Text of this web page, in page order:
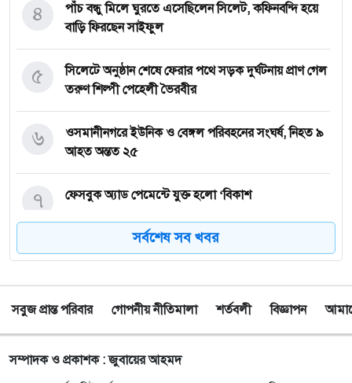
পাঁচ বন্ধু মিলে ঘুরতে এসেছিলেন সিলেট, কফিনবন্দি হয়ে
বাড়ি ফিরছেন সাইফুল
৪
সিলেটে অনুষ্ঠান শেষে ফেরার পথে সড়ক দুর্ঘটনায় প্রাণ গেল
তরুণ শিল্পী পেহেলী ভৈরবীর
৫
ওসমানীনগরে ইউনিক ও বেঙ্গল পরিবহনের সংঘর্ষ, নিহত ৯
আহত অন্তত ২৫
৬
ফেসবুক অ্যাড পেমেন্টে যুক্ত হলো ‘বিকাশ
৭
সিলেটে চার বছরের শিশু ফাহিমা ধর্ষণ ও হত্যা মামলায়
৮
নয়াদিল্লিতে সাজাপ্রাপ্ত গণহত্যাকারী শেখ হাসিনাকে
সংবাদমাধ্যমের মুখোমুখি হতে দেওয়ায় ঢাকার তীব্র ক্ষোভ
৯
বড়লেখায় গণভোটের রায় ও জুলাই সনদ বাস্তবায়নের
সর্বশেষ সব খবর
সবুজ প্রান্ত পরিবার গোপনীয় নীতিমালা শর্তবলী বিজ্ঞাপন
সম্পাদক ও প্রকাশক : জুবায়ের আহমদ